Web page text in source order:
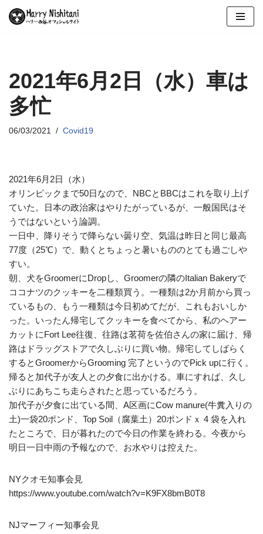
ン
ツ
へ
ス
キ
2021年6月2日（水）車は
多忙
06/03/2021 Covid19
2021年6月2日（水）
オリンピックまで50日なので、NBCとBBCはこれを取り上げ
ていた。日本の政治家はやりたがっているが、一般国民はそ
うではないという論調。
一日中、降りそうで降らない曇り空、気温は昨日と同じ最高
77度（25℃）で、動くとちょっと暑いもののとても過ごしや
すい。
朝、犬をGroomerにDropし、Groomerの隣のItalian Bakeryで
ココナツのクッキーを二種類買う。一種類は2か月前から買っ
ているもの、もう一種類は今日初めてだが、これもおいしか
った。いったん帰宅してクッキーを食べてから、私のヘアー
カットにFort Lee往復、往路は茗荷を佐伯さんの家に届け、帰
路はドラッグストアで久しぶりに買い物。帰宅してしばらく
するとGroomerからGrooming 完了というのでPick upに行く。
帰ると加代子が友人との夕食に出かける。車にすれば、久し
ぶりにあちこち走らされたと思っているだろう。
加代子が夕食に出ている間、A区画にCow manure(牛糞入りの
土)一袋20ポンド、Top Soil（腐葉土）20ポンドｘ 4 袋を入れ
たところで、日が暮れたので今日の作業を終わる。今夜から
明日一日中雨の予報なので、お水やりは控えた。
NYクオモ知事会見
https://www.youtube.com/watch?v=K9FX8bmB0T8
NJマーフィー知事会見